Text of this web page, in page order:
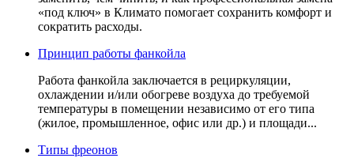
«под ключ» в Климато помогает сохранить комфорт и
сократить расходы.
Принцип работы фанкойла
Работа фанкойла заключается в рециркуляции,
охлаждении и/или обогреве воздуха до требуемой
температуры в помещении независимо от его типа
(жилое, промышленное, офис или др.) и площади...
Типы фреонов